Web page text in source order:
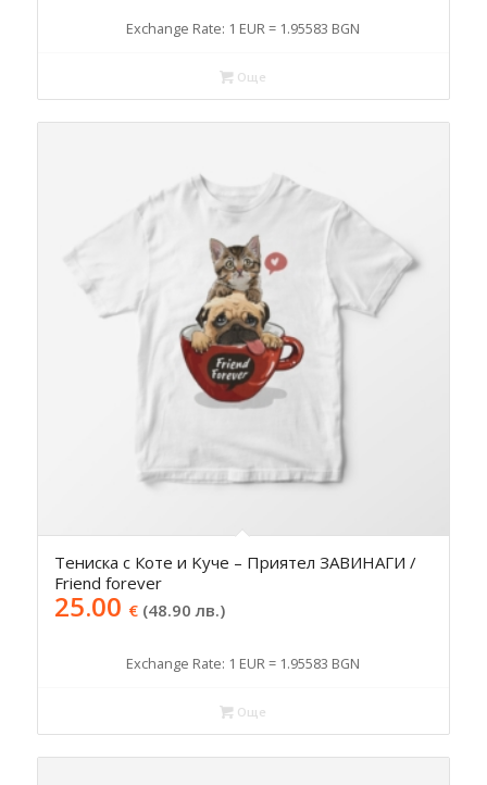
Exchange Rate: 1 EUR = 1.95583 BGN
Още
Тениска с Коте и Kуче – Приятел ЗАВИНАГИ /
Friend forever
25.00 €(48.90 лв.)
Exchange Rate: 1 EUR = 1.95583 BGN
Още